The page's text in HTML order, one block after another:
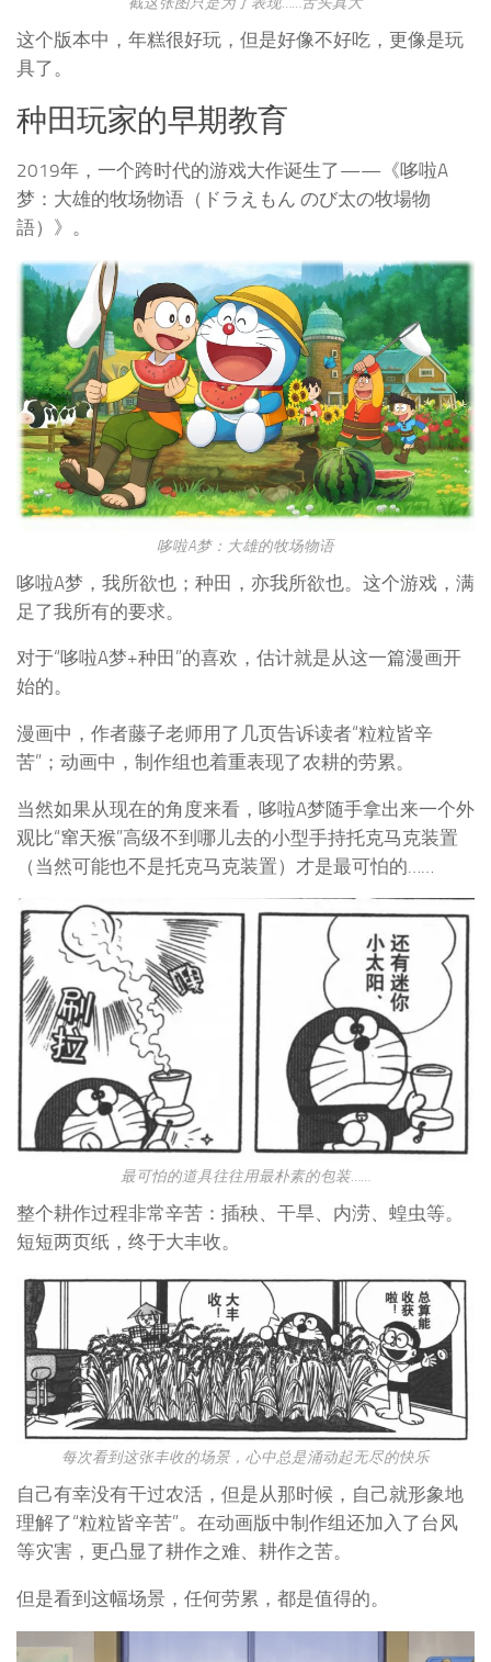
这个版本中，年糕很好玩，但是好像不好吃，更像是玩
具了。
种田玩家的早期教育
2019年，一个跨时代的游戏大作诞生了——《哆啦A
梦：大雄的牧场物语（ドラえもん のび太の牧場物
語）》。
哆啦A梦：大雄的牧场物语
哆啦A梦，我所欲也；种田，亦我所欲也。这个游戏，满
足了我所有的要求。
对于“哆啦A梦+种田”的喜欢，估计就是从这一篇漫画开
始的。
漫画中，作者藤子老师用了几页告诉读者“粒粒皆辛
苦”；动画中，制作组也着重表现了农耕的劳累。
当然如果从现在的角度来看，哆啦A梦随手拿出来一个外
观比“窜天猴”高级不到哪儿去的小型手持托克马克装置
（当然可能也不是托克马克装置）才是最可怕的……
最可怕的道具往往用最朴素的包装……
整个耕作过程非常辛苦：插秧、干旱、内涝、蝗虫等。
短短两页纸，终于大丰收。
每次看到这张丰收的场景，心中总是涌动起无尽的快乐
自己有幸没有干过农活，但是从那时候，自己就形象地
理解了“粒粒皆辛苦”。在动画版中制作组还加入了台风
等灾害，更凸显了耕作之难、耕作之苦。
但是看到这幅场景，任何劳累，都是值得的。